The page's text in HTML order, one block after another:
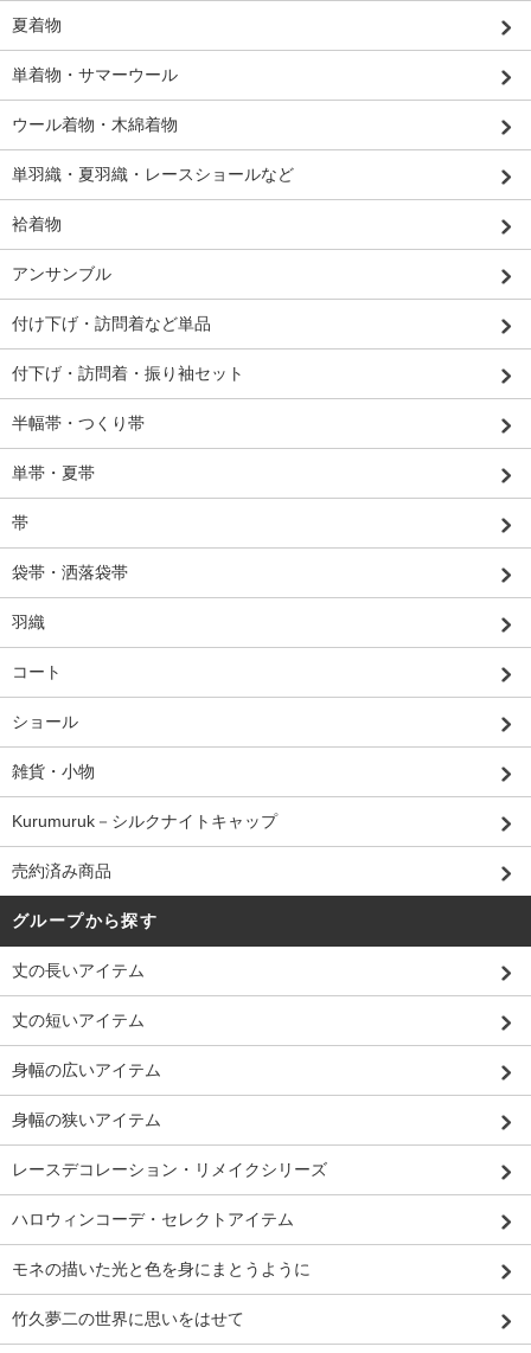
夏着物
単着物・サマーウール
ウール着物・木綿着物
単羽織・夏羽織・レースショールなど
袷着物
アンサンブル
付け下げ・訪問着など単品
付下げ・訪問着・振り袖セット
半幅帯・つくり帯
単帯・夏帯
帯
袋帯・洒落袋帯
羽織
コート
ショール
雑貨・小物
Kurumuruk－シルクナイトキャップ
売約済み商品
グループから探す
丈の長いアイテム
丈の短いアイテム
身幅の広いアイテム
身幅の狭いアイテム
レースデコレーション・リメイクシリーズ
ハロウィンコーデ・セレクトアイテム
モネの描いた光と色を身にまとうように
竹久夢二の世界に思いをはせて